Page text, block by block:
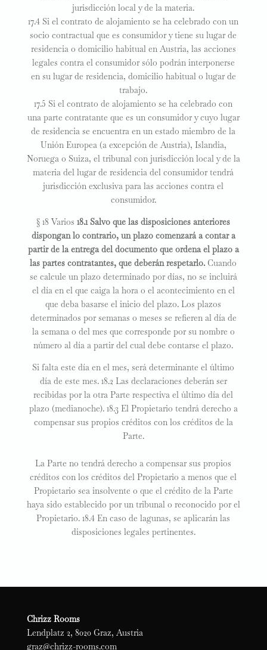
jurisdicción local y de la materia.
17.4 Si el contrato de alojamiento se ha celebrado con un
socio contractual que es consumidor y tiene su lugar de
residencia o domicilio habitual en Austria, las acciones
legales contra el consumidor sólo podrán interponerse
en su lugar de residencia, domicilio habitual o lugar de
trabajo.
17.5 Si el contrato de alojamiento se ha celebrado con
una parte contratante que es un consumidor y cuyo lugar
de residencia se encuentra en un estado miembro de la
Unión Europea (a excepción de Austria), Islandia,
Noruega o Suiza, el tribunal con jurisdicción local y de la
materia del lugar de residencia del consumidor tendrá
jurisdicción exclusiva para las acciones contra el
consumidor.
§ 18 Varios18.1 Salvo que las disposiciones anteriores
dispongan lo contrario, un plazo comenzará a contar a
partir de la entrega del documento que ordena el plazo a
las partes contratantes, que deberán respetarlo. Cuando
se calcule un plazo determinado por días, no se incluirá
el día en el que caiga la hora o el acontecimiento en el
que deba basarse el inicio del plazo. Los plazos
determinados por semanas o meses se refieren al día de
la semana o del mes que corresponde por su nombre o
número al día a partir del cual debe contarse el plazo.
Si falta este día en el mes, será determinante el último
día de este mes. 18.2 Las declaraciones deberán ser
recibidas por la otra Parte respectiva el último día del
plazo (medianoche). 18.3 El Propietario tendrá derecho a
compensar sus propios créditos con los créditos de la
Parte.
La Parte no tendrá derecho a compensar sus propios
créditos con los créditos del Propietario a menos que el
Propietario sea insolvente o que el crédito de la Parte
haya sido establecido por un tribunal o reconocido por el
Propietario. 18.4 En caso de lagunas, se aplicarán las
disposiciones legales pertinentes.
Chrizz Rooms
Lendplatz 2, 8020 Graz, Austria
graz@chrizz-rooms.com